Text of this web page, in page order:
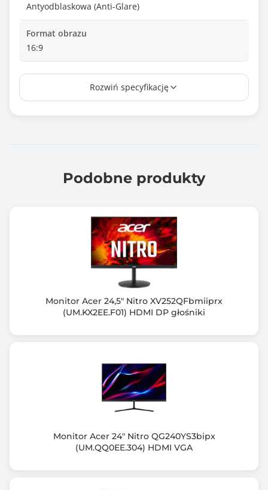
Antyodblaskowa (Anti-Glare)
Format obrazu
16:9
Touch
Wielkość plamki
Kontrast statyczny
Rozdzielczość maksymalna
1920 x 1080 (Full HD)
240
Częstotliwość odchylania pionowego (Hz)
HDMI: 48~240 | DP: 48~240
Częstotliwość odchylania poziomego (KHz)
Ilość wyświetlanych kolorów
Rozwiń specyfikację
Podobne produkty
Monitor Acer 24,5" Nitro XV252QFbmiiprx
(UM.KX2EE.F01) HDMI DP głośniki
Monitor Acer 24" Nitro QG240YS3bipx
(UM.QQ0EE.304) HDMI VGA